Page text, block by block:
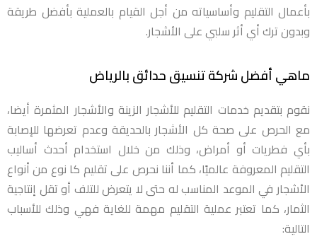
بأعمال التقليم وأساسياته من أجل القيام بالعملية بأفضل طريقة
وبدون ترك أي أثر سلبي على الأشجار.
ماهي أفضل شركة تنسيق حدائق بالرياض
نقوم بتقديم خدمات التقليم للأشجار الزينة والأشجار المثمرة أيضا،
مع الحرص على صحة كل الأشجار بالحديقة وعدم تعرضها للإصابة
بأي فطريات أو أمراض، وذلك من خلال استخدام أحدث أساليب
التقليم المعروفة عالميًا، كما أننا نحرص على تقليم كا نوع من أنواع
الأشجار في الموعد المناسب له حتى لا يتعرض للتلف أو تقل إنتاجية
الثمار، كما تعتبر عملية التقليم مهمة للغاية فهي وذلك للأسباب
التالية: